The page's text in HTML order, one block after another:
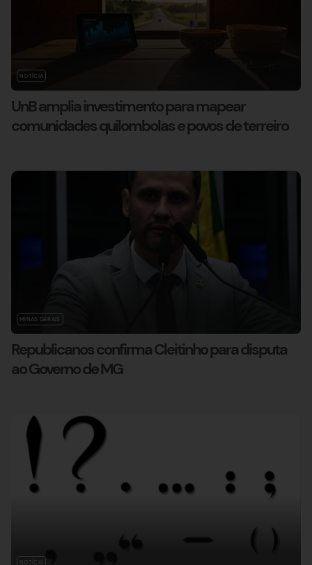
NOTÍCIA
UnB amplia investimento para mapear
comunidades quilombolas e povos de terreiro
MINAS GERAIS
Republicanos confirma Cleitinho para disputa
ao Governo de MG
NOTÍCIA